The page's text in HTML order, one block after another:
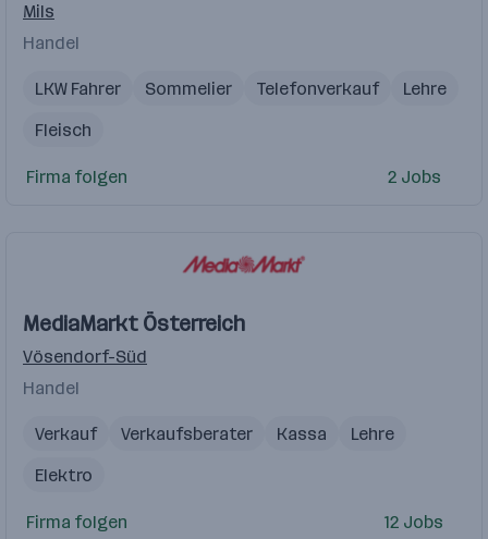
Mils
Handel
LKW Fahrer Sommelier Telefonverkauf
Lehre
Fleisch
Firma folgen 2 Jobs
MediaMarkt Österreich
Vösendorf-Süd
Handel
Verkauf Verkaufsberater Kassa
Lehre
Elektro
Firma folgen 12 Jobs